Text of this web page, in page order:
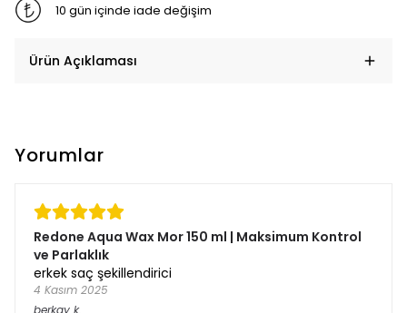
10 gün içinde iade değişim
Ürün Açıklaması
Yorumlar
Redone Aqua Wax Mor 150 ml | Maksimum Kontrol
ve Parlaklık
erkek saç şekillendirici
4 Kasım 2025
berkay k.